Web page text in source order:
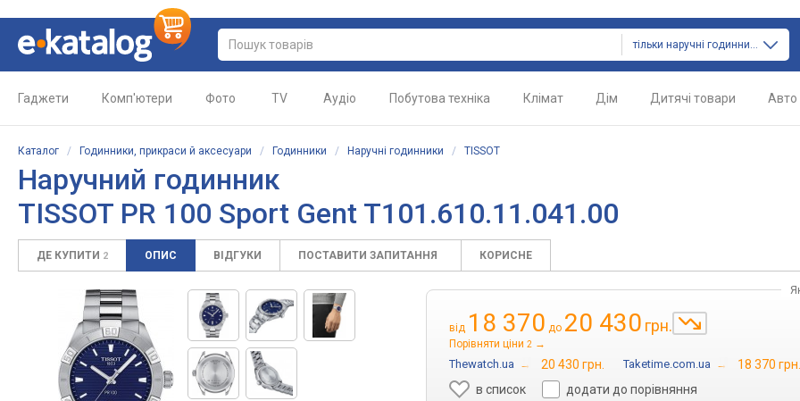
тільки наручні годинники
Гаджети Комп'ютери Фото TV Аудіо Побутова техніка Клімат Дім Дитячі товари Авто
Каталог / Годинники, прикраси й аксесуари / Годинники / Наручні годинники / TISSOT
Наручний годинник
TISSOT PR 100 Sport Gent T101.610.11.041.00
ДЕ КУПИТИ 2 ОПИС ВІДГУКИ ПОСТАВИТИ ЗАПИТАННЯ КОРИСНЕ
від 18 370 до 20 430 грн.
Порівняти ціни 2 →
Thewatch.ua → 20 430 грн. Taketime.com.ua →
18 370 грн.
в список
додати до порівняння